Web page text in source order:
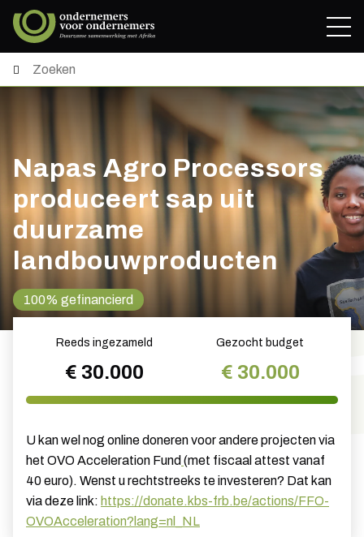
Napas Agro Processors
produceert sap uit
duurzame
landbouwproducten
100% gefinancierd
Reeds ingezameld
€ 30.000
Gezocht budget
€ 30.000
U kan wel nog online doneren voor andere projecten via
het OVO Acceleration Fund (met fiscaal attest vanaf
40 euro). Wenst u rechtstreeks te investeren? Dat kan
via deze link: https://donate.kbs-frb.be/actions/FFO-
OVOAcceleration?lang=nl_NL